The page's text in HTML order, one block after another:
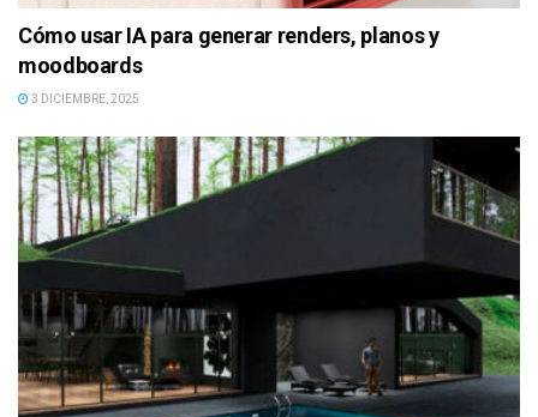
Cómo usar IA para generar renders, planos y
moodboards
3 DICIEMBRE, 2025